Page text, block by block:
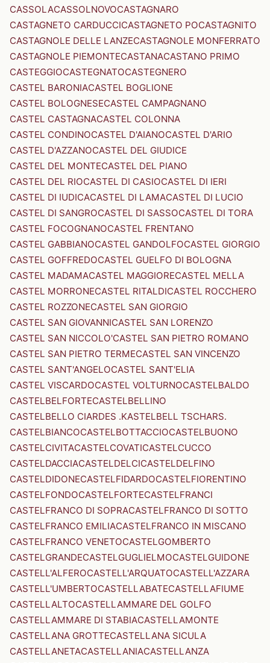
CASSOLACASSOLNOVOCASTAGNARO
CASTAGNETO CARDUCCICASTAGNETO POCASTAGNITO
CASTAGNOLE DELLE LANZECASTAGNOLE MONFERRATO
CASTAGNOLE PIEMONTECASTANACASTANO PRIMO
CASTEGGIOCASTEGNATOCASTEGNERO
CASTEL BARONIACASTEL BOGLIONE
CASTEL BOLOGNESECASTEL CAMPAGNANO
CASTEL CASTAGNACASTEL COLONNA
CASTEL CONDINOCASTEL D'AIANOCASTEL D'ARIO
CASTEL D'AZZANOCASTEL DEL GIUDICE
CASTEL DEL MONTECASTEL DEL PIANO
CASTEL DEL RIOCASTEL DI CASIOCASTEL DI IERI
CASTEL DI IUDICACASTEL DI LAMACASTEL DI LUCIO
CASTEL DI SANGROCASTEL DI SASSOCASTEL DI TORA
CASTEL FOCOGNANOCASTEL FRENTANO
CASTEL GABBIANOCASTEL GANDOLFOCASTEL GIORGIO
CASTEL GOFFREDOCASTEL GUELFO DI BOLOGNA
CASTEL MADAMACASTEL MAGGIORECASTEL MELLA
CASTEL MORRONECASTEL RITALDICASTEL ROCCHERO
CASTEL ROZZONECASTEL SAN GIORGIO
CASTEL SAN GIOVANNICASTEL SAN LORENZO
CASTEL SAN NICCOLO'CASTEL SAN PIETRO ROMANO
CASTEL SAN PIETRO TERMECASTEL SAN VINCENZO
CASTEL SANT'ANGELOCASTEL SANT'ELIA
CASTEL VISCARDOCASTEL VOLTURNOCASTELBALDO
CASTELBELFORTECASTELBELLINO
CASTELBELLO CIARDES .KASTELBELL TSCHARS.
CASTELBIANCOCASTELBOTTACCIOCASTELBUONO
CASTELCIVITACASTELCOVATICASTELCUCCO
CASTELDACCIACASTELDELCICASTELDELFINO
CASTELDIDONECASTELFIDARDOCASTELFIORENTINO
CASTELFONDOCASTELFORTECASTELFRANCI
CASTELFRANCO DI SOPRACASTELFRANCO DI SOTTO
CASTELFRANCO EMILIACASTELFRANCO IN MISCANO
CASTELFRANCO VENETOCASTELGOMBERTO
CASTELGRANDECASTELGUGLIELMOCASTELGUIDONE
CASTELL'ALFEROCASTELL'ARQUATOCASTELL'AZZARA
CASTELL'UMBERTOCASTELLABATECASTELLAFIUME
CASTELLALTOCASTELLAMMARE DEL GOLFO
CASTELLAMMARE DI STABIACASTELLAMONTE
CASTELLANA GROTTECASTELLANA SICULA
CASTELLANETACASTELLANIACASTELLANZA